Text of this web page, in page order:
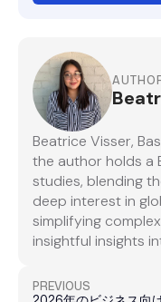
Beatrice Visser,
the author holds a
studies, blending
deep interest in
simplifying
insightful insights
PREVIOUS